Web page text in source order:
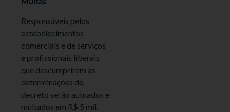
Responsáveis pelos
estabelecimentos
comerciais e de serviços
e profissionais liberais
que descumprirem as
determinações do
decreto serão autuados e
multados em R$ 5 mil.